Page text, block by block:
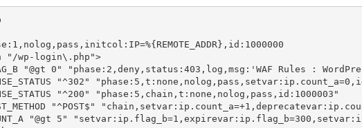
"/wp-login\.php">
"@gt 0" "phase:2,deny,status:403,log,msg:'WAF Rules :
"^302"
"^200" "phase:5,chain,t:none,nolog,pass,id:1000003"
"^POST$"
"@gt 5"